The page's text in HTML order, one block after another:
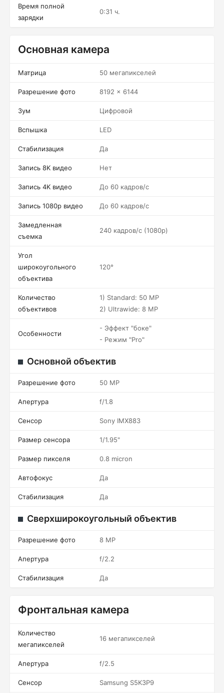
Время полной
зарядки
0:31 ч.
Основная камера
Матрица 50 мегапикселей
Разрешение фото 8192 x 6144
Зум Цифровой
Вспышка LED
Стабилизация Да
Запись 8K видео Нет
Запись 4K видео До 60 кадров/c
Запись 1080p видео До 60 кадров/c
Замедленная
съемка
240 кадров/c (1080p)
Угол
широкоугольного
объектива
120°
Количество
объективов
1) Standard: 50 MP
2) Ultrawide: 8 MP
Особенности
- Эффект "боке"
- Режим "Pro"
Основной объектив
Разрешение фото 50 MP
Апертура f/1.8
Сенсор Sony IMX883
Размер сенсора 1/1.95"
Размер пикселя 0.8 micron
Автофокус Да
Стабилизация Да
Сверхширокоугольный объектив
Разрешение фото 8 MP
Апертура f/2.2
Стабилизация Да
Фронтальная камера
Количество
мегапикселей
16 мегапикселей
Апертура f/2.5
Сенсор Samsung S5K3P9